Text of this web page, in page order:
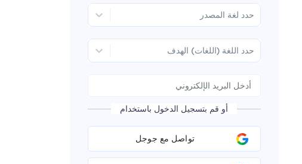
حدد لغة المصدر
حدد اللغة (اللغات) الهدف
أو قم بتسجيل الدخول باستخدام
تواصل مع جوجل